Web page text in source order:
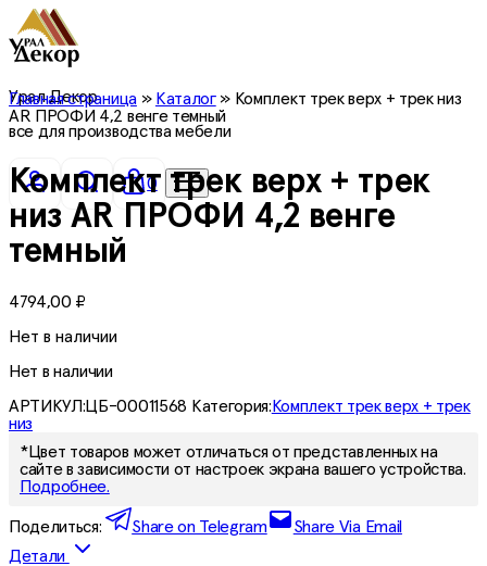
Урал Декор
все для производства мебели
0
Главная страница» Каталог» Комплект трек верх + трек низ
AR ПРОФИ 4,2 венге темный
Комплект трек верх + трек
низ AR ПРОФИ 4,2 венге
темный
4794,00 ₽
Нет в наличии
Нет в наличии
АРТИКУЛ:ЦБ-00011568 Категория: Комплект трек верх + трек
низ
*Цвет товаров может отличаться от представленных на
сайте в зависимости от настроек экрана вашего устройства.
Подробнее.
Поделиться: Share on Telegram
Share Via Email
Детали